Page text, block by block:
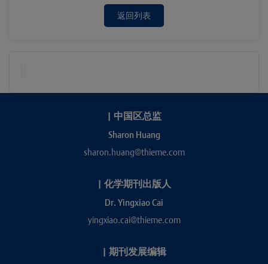
返回列表
| 中国区总监
Sharon Huang
sharon.huang@thieme.com
| 化学期刊出版人
Dr. Yingxiao Cai
yingxiao.cai@thieme.com
| 期刊发展编辑